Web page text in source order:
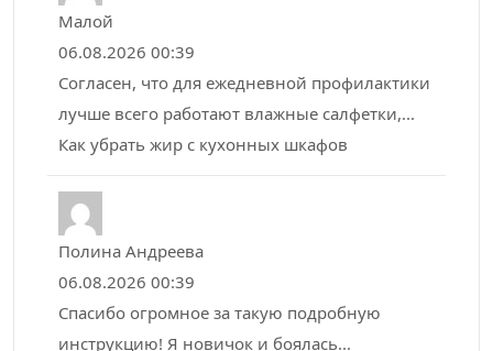
Малой
06.08.2026 00:39
Согласен, что для ежедневной профилактики
лучше всего работают влажные салфетки,...
Как убрать жир с кухонных шкафов
Полина Андреева
06.08.2026 00:39
Спасибо огромное за такую подробную
инструкцию! Я новичок и боялась...